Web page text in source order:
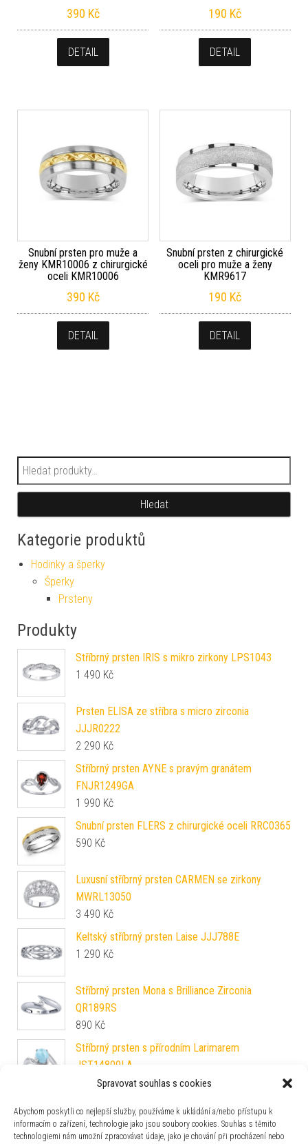
Spravovat souhlas s cookies
Abychom poskytli co nejlepší služby, používáme k ukládání a/nebo přístupu k
informacím o zařízení, technologie jako jsou soubory cookies. Souhlas s těmito
technologiemi nám umožní zpracovávat údaje, jako je chování při procházení nebo
390 Kč
DETAIL
190 Kč
DETAIL
Snubní prsten pro muže a
ženy KMR10006 z chirurgické
oceli KMR10006
390 Kč
DETAIL
Snubní prsten z chirurgické
oceli pro muže a ženy
KMR9617
190 Kč
DETAIL
Hledat:
Hledat
Kategorie produktů
Hodinky a šperky
Šperky
Prsteny
Produkty
Stříbrný prsten IRIS s mikro zirkony LPS1043
1 490 Kč
Prsten ELISA ze stříbra s micro zirconia
JJJR0222
2 290 Kč
Stříbrný prsten AYNE s pravým granátem
FNJR1249GA
1 990 Kč
Snubní prsten FLERS z chirurgické oceli RRC0365
590 Kč
Luxusní stříbrný prsten CARMEN se zirkony
MWRL13050
3 490 Kč
Keltský stříbrný prsten Laise JJJ788E
1 290 Kč
Stříbrný prsten Mona s Brilliance Zirconia
QR189RS
890 Kč
Stříbrný prsten s přírodním Larimarem
JST14809LA
3 190Kč
Snubní stříbrný prsten Glowie pozlacený růžovým
zlatem SHG1089RMRGP
3 090 Kč